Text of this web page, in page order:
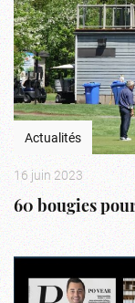
Actualités
16 juin 2023
60 bougies